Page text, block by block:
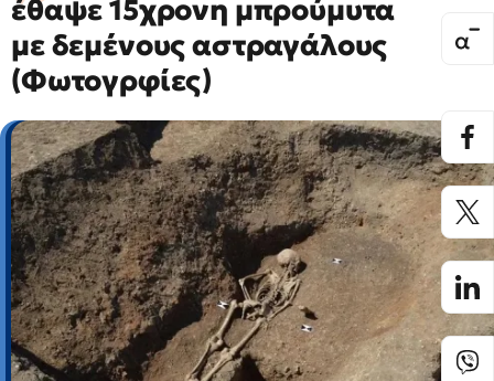
έθαψε 15χρονη μπρούμυτα
με δεμένους αστραγάλους
(Φωτογρφίες)